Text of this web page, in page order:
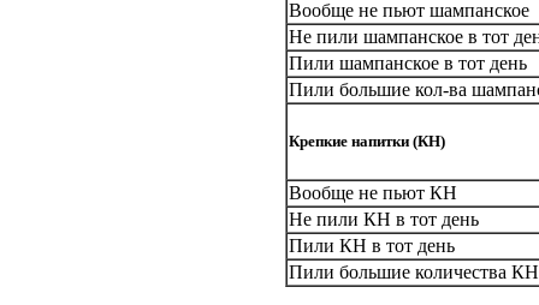
Вообще не пьют шампанское
Не пили шампанское в тот
Пили шампанское в тот день
Пили большие кол-ва
Крепкие напитки (КН)
Вообще не пьют КН
Не пили КН в тот день
Пили КН в тот день
Пили большие количества